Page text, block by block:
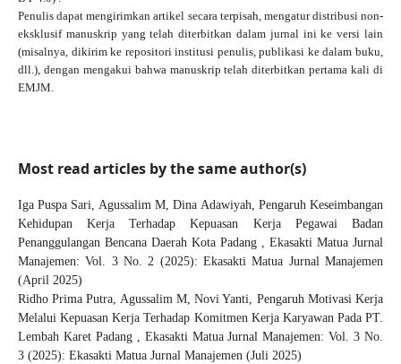
Penulis dapat mengirimkan artikel secara terpisah, mengatur distribusi non-
eksklusif manuskrip yang telah diterbitkan dalam jurnal ini ke versi lain
(misalnya, dikirim ke repositori institusi penulis, publikasi ke dalam buku,
dll.), dengan mengakui bahwa manuskrip telah diterbitkan pertama kali di
EMJM.
Most read articles by the same author(s)
Iga Puspa Sari, Agussalim M, Dina Adawiyah, Pengaruh Keseimbangan
Kehidupan Kerja Terhadap Kepuasan Kerja Pegawai Badan
Penanggulangan Bencana Daerah Kota Padang ,Ekasakti Matua Jurnal
Manajemen: Vol. 3 No. 2 (2025): Ekasakti Matua Jurnal Manajemen
(April 2025)
Ridho Prima Putra, Agussalim M, Novi Yanti, Pengaruh Motivasi Kerja
Melalui Kepuasan Kerja Terhadap Komitmen Kerja Karyawan Pada PT.
Lembah Karet Padang , Ekasakti Matua Jurnal Manajemen: Vol. 3 No.
3 (2025): Ekasakti Matua Jurnal Manajemen (Juli 2025)